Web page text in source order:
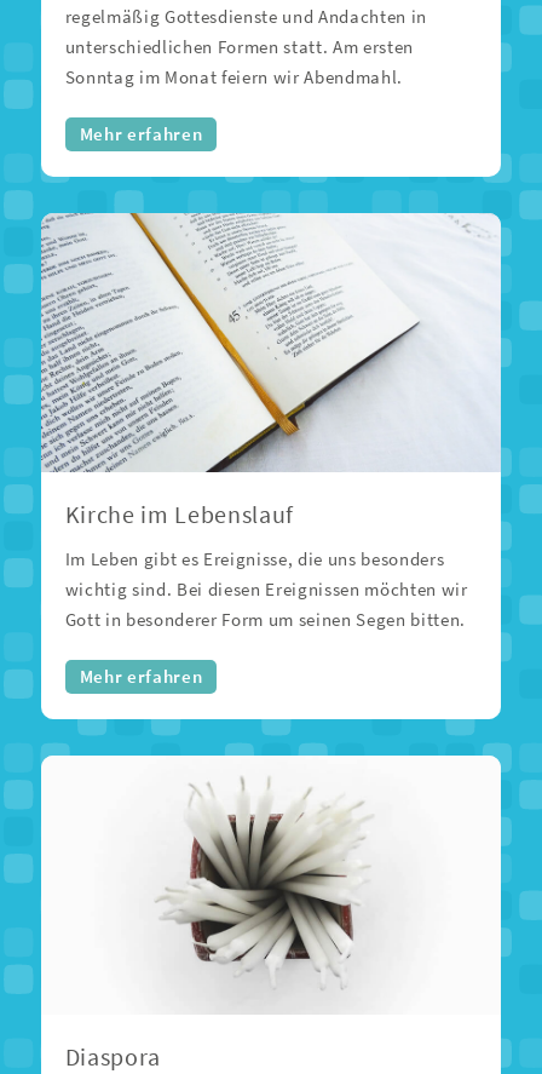
regelmäßig Gottesdienste und Andachten in
unterschiedlichen Formen statt. Am ersten
Sonntag im Monat feiern wir Abendmahl.
Mehr erfahren
Kirche im Lebenslauf
Im Leben gibt es Ereignisse, die uns besonders
wichtig sind. Bei diesen Ereignissen möchten wir
Gott in besonderer Form um seinen Segen bitten.
Mehr erfahren
Diaspora